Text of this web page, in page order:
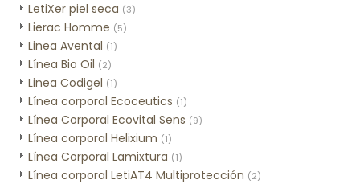
LetiXer piel seca (3)
Lierac Homme (5)
Linea Avental (1)
Línea Bio Oil (2)
Linea Codigel (1)
Línea corporal Ecoceutics (1)
Línea Corporal Ecovital Sens (9)
Línea corporal Helixium (1)
Línea Corporal Lamixtura (1)
Línea corporal LetiAT4 Multiprotección (2)